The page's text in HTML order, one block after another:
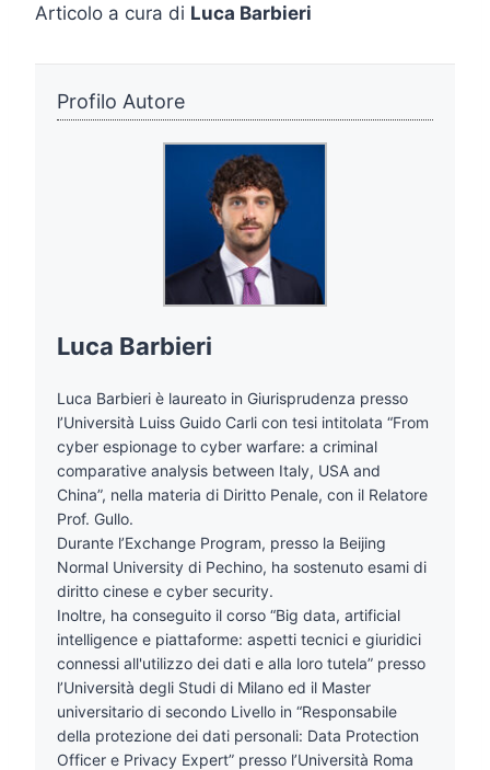
Articolo a cura di Luca Barbieri
Profilo Autore
Luca Barbieri
Luca Barbieri è laureato in Giurisprudenza presso
l’Università Luiss Guido Carli con tesi intitolata “From
cyber espionage to cyber warfare: a criminal
comparative analysis between Italy, USA and
China”, nella materia di Diritto Penale, con il Relatore
Prof. Gullo.
Durante l’Exchange Program, presso la Beijing
Normal University di Pechino, ha sostenuto esami di
diritto cinese e cyber security.
Inoltre, ha conseguito il corso “Big data, artificial
intelligence e piattaforme: aspetti tecnici e giuridici
connessi all'utilizzo dei dati e alla loro tutela” presso
l’Università degli Studi di Milano ed il Master
universitario di secondo Livello in “Responsabile
della protezione dei dati personali: Data Protection
Officer e Privacy Expert” presso l’Università Roma